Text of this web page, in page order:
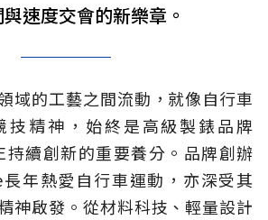
速度交會的新樂章。
域的工藝之間流動，就像自行車
技精神，始終是高級製錶品牌
持續創新的重要養分。品牌創辦
年熱愛自行車運動，亦深受其
神啟發。從材料科技、輕量設計